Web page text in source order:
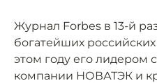
Журнал Forbes в 13-й
богатейших
этом году его лидером
компании НОВАТЭК и